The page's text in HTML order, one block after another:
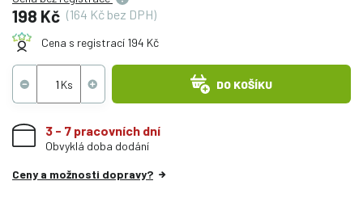
198 Kč (164 Kč bez DPH)
Cena s registrací 194 Kč
DO KOŠÍKU
3 - 7 pracovních dní
Obvyklá doba dodání
Ceny a možnosti dopravy?